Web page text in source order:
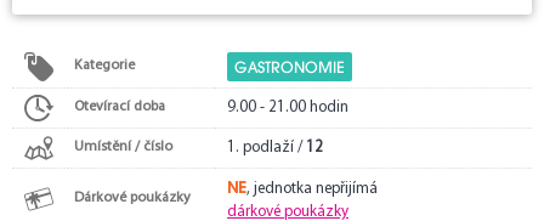
Kategorie GASTRONOMIE
Otevírací doba 9.00 - 21.00 hodin
Umístění / číslo 1. podlaží / 12
Dárkové poukázky NE, jednotka nepřijímá
dárkové poukázky